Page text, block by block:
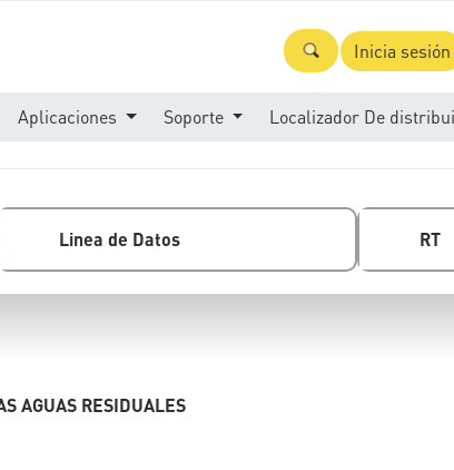
Inicia sesión
Aplicaciones Soporte Localizador De
Linea de Datos RT
AGUAS RESIDUALES